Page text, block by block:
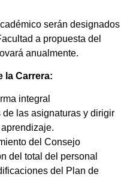
serán designados
a propuesta del
anualmente.
la Carrera:
integral
las asignaturas y dirigir
del Consejo
del total del personal
del Plan de